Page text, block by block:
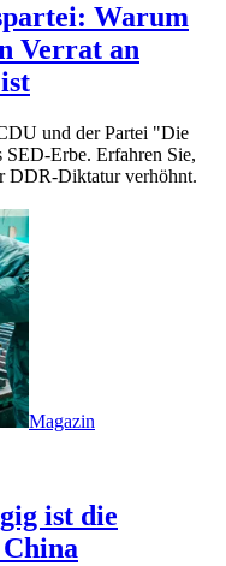
Warum
Verrat an
und der Partei "Die
Erbe. Erfahren Sie,
DDR-Diktatur verhöhnt.
Magazin
ist die